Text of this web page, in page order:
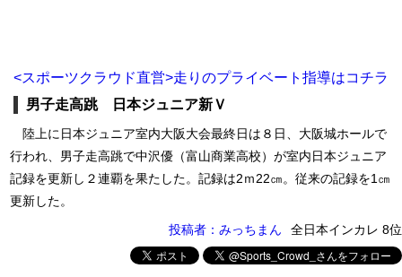
<スポーツクラウド直営>走りのプライベート指導はコチラ
男子走高跳 日本ジュニア新Ｖ
陸上に日本ジュニア室内大阪大会最終日は８日、大阪城ホールで
行われ、男子走高跳で中沢優（富山商業高校）が室内日本ジュニア
記録を更新し２連覇を果たした。記録は2ｍ22㎝。従来の記録を1㎝
更新した。
投稿者：みっちまん
全日本インカレ 8位